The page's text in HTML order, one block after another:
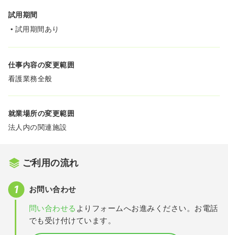
試用期間
試用期間あり
仕事内容の変更範囲
看護業務全般
就業場所の変更範囲
法人内の関連施設
ご利用の流れ
お問い合わせ
問い合わせる よりフォームへお進みください。お電話
でも受け付けています。